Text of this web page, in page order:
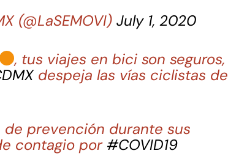
(@LaSEMOVI) July 1, 2020
, tus viajes en bici son seguros,
despeja las vías ciclistas de
de prevención durante sus
contagio por #COVID19